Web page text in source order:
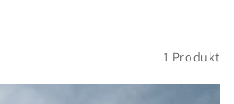
1 Produkt